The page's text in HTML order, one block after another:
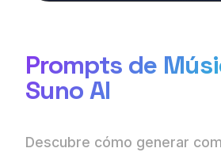
Prompts de
Suno AI
Descubre cómo generar